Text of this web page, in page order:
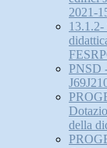
2021-
PNSD
della